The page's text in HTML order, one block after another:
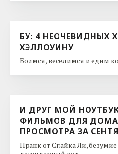
БУ: 4 НЕОЧЕВИДНЫХ
ХЭЛЛОУИНУ
Боимся, веселимся и едим
И ДРУГ МОЙ
ФИЛЬМОВ ДЛЯ
ПРОСМОТРА ЗА
Пранк от Спайка Ли,